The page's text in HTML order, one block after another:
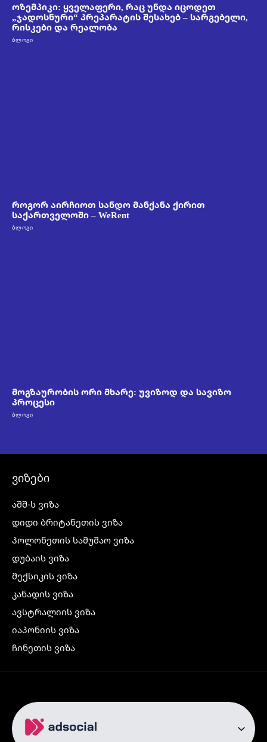
ოზემპიკი: ყველაფერი, რაც უნდა იცოდეთ
„ჯადოსნური“ პრეპარატის შესახებ – სარგებელი,
რისკები და რეალობა
ᲑᲚᲝᲒᲘ
როგორ აირჩიოთ სანდო მანქანა ქირით
საქართველოში – WeRent
ᲑᲚᲝᲒᲘ
მოგზაურობის ორი მხარე: უვიზოდ და სავიზო
პროცესი
ᲑᲚᲝᲒᲘ
ვიზები
აშშ-ს ვიზა
დიდი ბრიტანეთის ვიზა
პოლონეთის სამუშაო ვიზა
დუბაის ვიზა
მექსიკის ვიზა
კანადის ვიზა
ავსტრალიის ვიზა
იაპონიის ვიზა
ჩინეთის ვიზა
ჩრდილოეთ ირლანდიის ვიზა
რუსეთის ვიზა
ავიაბილეთები